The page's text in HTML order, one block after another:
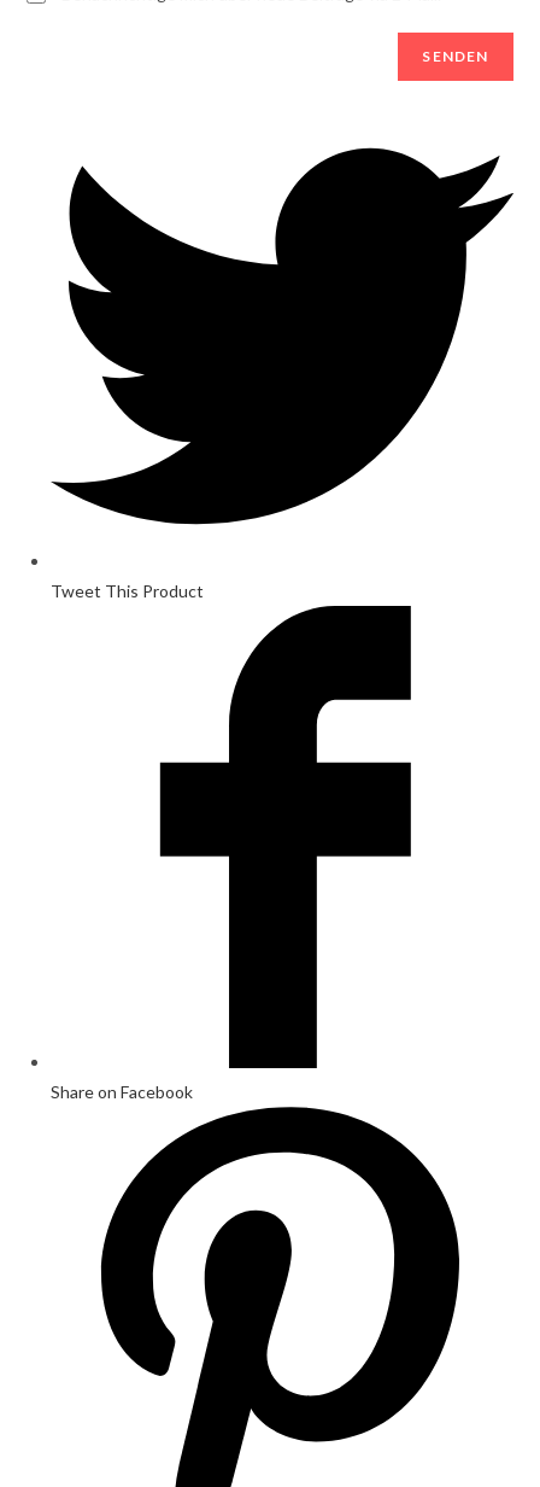
new
window
Tweet This Product
Share on Facebook
window